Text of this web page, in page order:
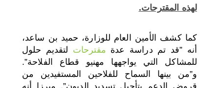
لهذه المقترحات.
كما كشف الأمين العام للوزارة، حميد بن ساعد،
أنه ”قد تم دراسة عدة مقترحات لتقديم حلول
للمشاكل التي يواجهها مهنيو قطاع الفلاحة”.
و”من بينها السماح للفلاحين المستفيدين من
قروض الدعم بتأجيل تسديد الديون”. مبرزا أنه